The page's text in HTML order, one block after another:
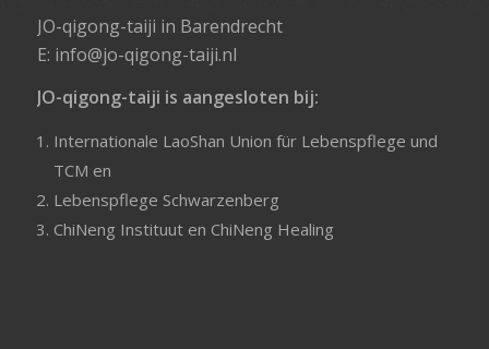
JO-qigong-taiji in Barendrecht
E: info@jo-qigong-taiji.nl
JO-qigong-taiji is aangesloten bij:
Internationale LaoShan Union für Lebenspflege und
TCM en
Lebenspflege Schwarzenberg
ChiNeng Instituuten ChiNeng Healing